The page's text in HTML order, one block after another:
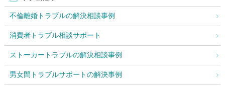
不倫離婚トラブルの解決相談事例
消費者トラブル相談サポート
ストーカートラブルの解決相談事例
男女間トラブルサポートの解決事例